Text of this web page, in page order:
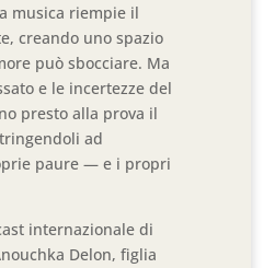
musica riempie il
creando uno spazio
può sbocciare. Ma
e le incertezze del
presto alla prova il
ad
paure — e i propri
internazionale di
Delon, figlia